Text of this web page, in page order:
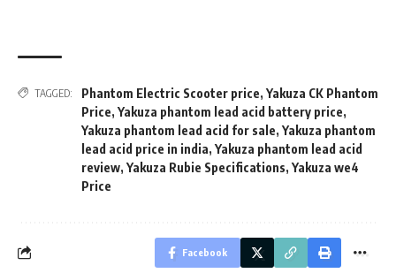
TAGGED: Phantom Electric Scooter price, Yakuza CK Phantom
Price, Yakuza phantom lead acid battery price,
Yakuza phantom lead acid for sale, Yakuza phantom
lead acid price in india, Yakuza phantom lead acid
review, Yakuza Rubie Specifications, Yakuza we4
Price
Facebook